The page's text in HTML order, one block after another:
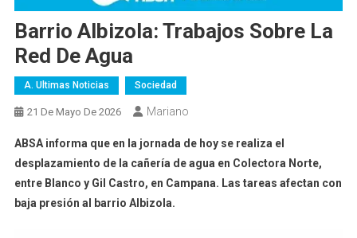
Barrio Albizola: Trabajos Sobre La
Red De Agua
A. Ultimas Noticias Sociedad
21 De Mayo De 2026 Mariano
ABSA informa que en la jornada de hoy se realiza el
desplazamiento de la cañería de agua en Colectora Norte,
entre Blanco y Gil Castro, en Campana. Las tareas afectan con
baja presión al barrio Albizola.